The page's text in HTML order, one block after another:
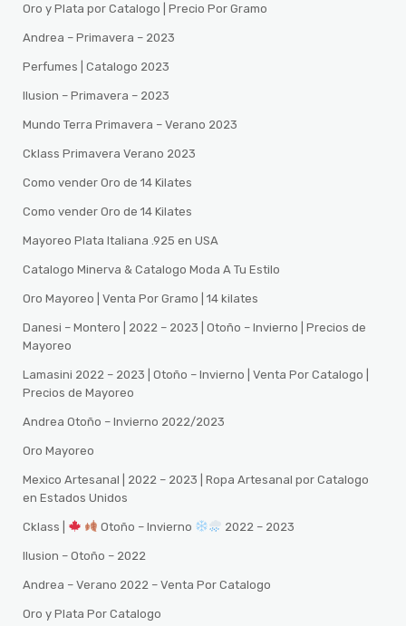
Oro y Plata por Catalogo | Precio Por Gramo
Andrea – Primavera – 2023
Perfumes | Catalogo 2023
Ilusion – Primavera – 2023
Mundo Terra Primavera – Verano 2023
Cklass Primavera Verano 2023
Como vender Oro de 14 Kilates
Como vender Oro de 14 Kilates
Mayoreo Plata Italiana .925 en USA
Catalogo Minerva & Catalogo Moda A Tu Estilo
Oro Mayoreo | Venta Por Gramo | 14 kilates
Danesi – Montero | 2022 – 2023 | Otoño – Invierno | Precios de
Mayoreo
Lamasini 2022 – 2023 | Otoño – Invierno | Venta Por Catalogo |
Precios de Mayoreo
Andrea Otoño – Invierno 2022/2023
Oro Mayoreo
Mexico Artesanal | 2022 – 2023 | Ropa Artesanal por Catalogo
en Estados Unidos
Cklass | Otoño – Invierno 2022 – 2023
Ilusion – Otoño – 2022
Andrea – Verano 2022 – Venta Por Catalogo
Oro y Plata Por Catalogo